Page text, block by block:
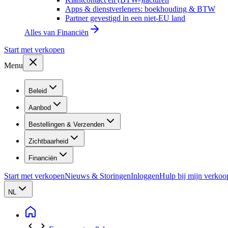
Apps & dienstverleners: boekhouding & BTW
Partner gevestigd in een niet-EU land
Alles van Financiën
Start met verkopen
Menu
Beleid
Aanbod
Bestellingen & Verzenden
Zichtbaarheid
Financiën
Start met verkopenNieuws & StoringenInloggenHulp bij mijn
NL